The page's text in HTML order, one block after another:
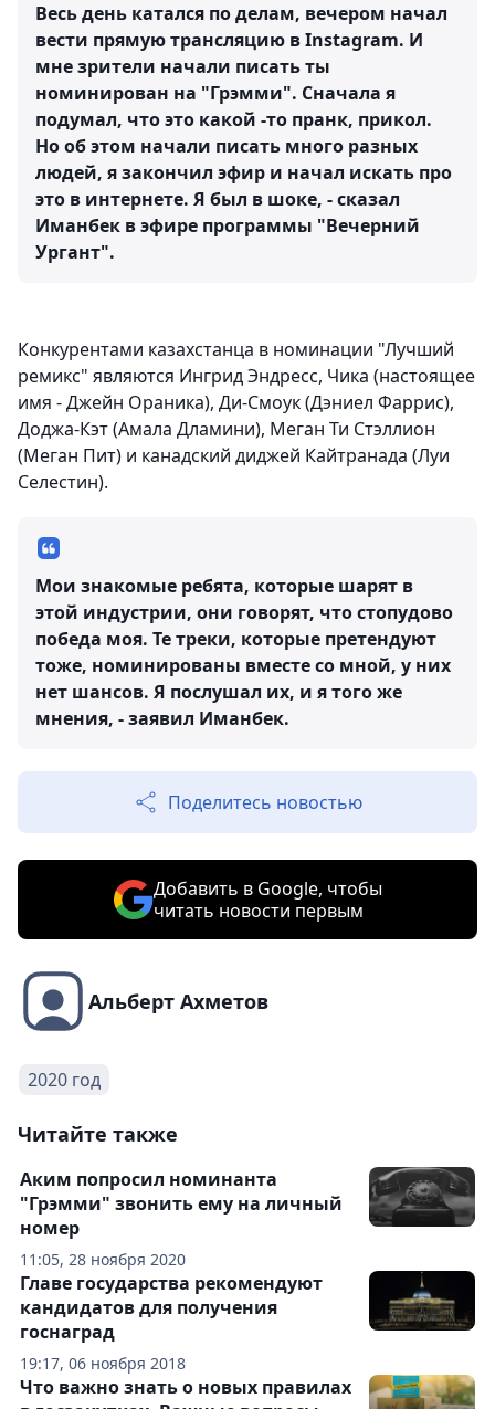
Весь день катался по делам, вечером начал
вести прямую трансляцию в Instagram. И
мне зрители начали писать ты
номинирован на "Грэмми". Сначала я
подумал, что это какой -то пранк, прикол.
Но об этом начали писать много разных
людей, я закончил эфир и начал искать про
это в интернете. Я был в шоке, - сказал
Иманбек в эфире программы "Вечерний
Ургант".
Конкурентами казахстанца в номинации "Лучший
ремикс" являются Ингрид Эндресс, Чика (настоящее
имя - Джейн Ораника), Ди-Смоук (Дэниел Фаррис),
Доджа-Кэт (Амала Дламини), Меган Ти Стэллион
(Меган Пит) и канадский диджей Кайтранада (Луи
Селестин).
Мои знакомые ребята, которые шарят в
этой индустрии, они говорят, что стопудово
победа моя. Те треки, которые претендуют
тоже, номинированы вместе со мной, у них
нет шансов. Я послушал их, и я того же
мнения, - заявил Иманбек.
Поделитесь новостью
Добавить в Google, чтобы
читать новости первым
Альберт Ахметов
2020 год
Читайте также
11:05, 28 ноября 2020
Аким попросил номинанта
"Грэмми" звонить ему на личный
номер
19:17, 06 ноября 2018
Главе государства рекомендуют
кандидатов для получения
госнаград
Что важно знать о новых правилах